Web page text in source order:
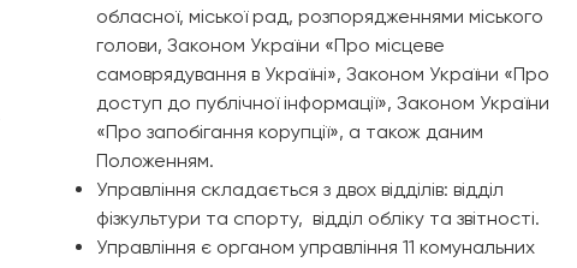
обласної, міської рад, розпорядженнями міського
голови, Законом України «Про місцеве
самоврядування в Україні», Законом України «Про
доступ до публічної інформації», Законом України
«Про запобігання корупції», а також даним
Положенням.
Управління складається з двох відділів: відділ
фізкультури та спорту, відділ обліку та звітності.
Управління є органом управління 11 комунальних